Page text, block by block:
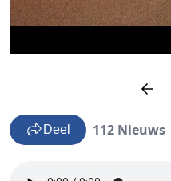
Deel 112 Nieuws